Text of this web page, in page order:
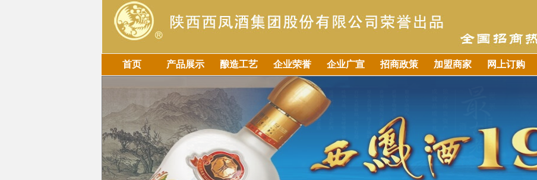
首页 产品展示 酿造工艺 企业荣誉 企业广宣 招商政策 加盟商家 网上订购